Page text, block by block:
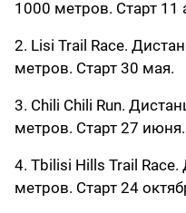
1000 метров. Старт 11
2. Lisi Trail Race.
метров. Старт 30 мая.
3. Chili Chili Run.
метров. Старт 27 июня.
4. Tbilisi Hills Trail
метров. Старт 24